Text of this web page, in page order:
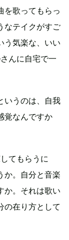
を歌ってもらっ
なテイクがすご
う気楽な、いい
んに自宅で一
いうのは、自我
覚なんですか
てもらうに
か。自分と音楽
か。それは歌い
の在り方として